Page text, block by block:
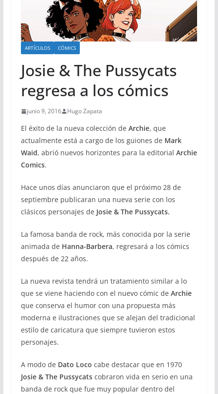
ARTÍCULOS CÓMICS
Josie & The Pussycats
regresa a los cómics
junio 9, 2016 Hugo Zapata
El éxito de la nueva colección de Archie, que
actualmente está a cargo de los guiones de Mark
Waid, abrió nuevos horizontes para la editorial Archie
Comics.
Hace unos días anunciaron que el próximo 28 de
septiembre publicaran una nueva serie con los
clásicos personajes de Josie & The Pussycats.
La famosa banda de rock, más conocida por la serie
animada de Hanna-Barbera, regresará a los cómics
después de 22 años.
La nueva revista tendrá un tratamiento similar a lo
que se viene haciendo con el nuevo cómic de Archie
que conserva el humor con una propuesta más
moderna e ilustraciones que se alejan del tradicional
estilo de caricatura que siempre tuvieron estos
personajes.
A modo de Dato Loco cabe destacar que en 1970
Josie & The Pussycatscobraron vida en serio en una
banda de rock que fue muy popular dentro del